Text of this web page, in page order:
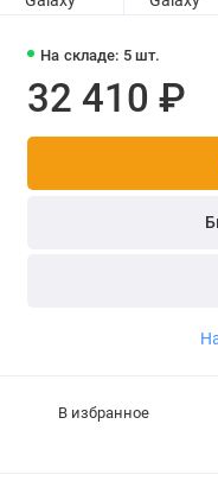
На складе: 5 шт.
32 410 ₽
В избранное